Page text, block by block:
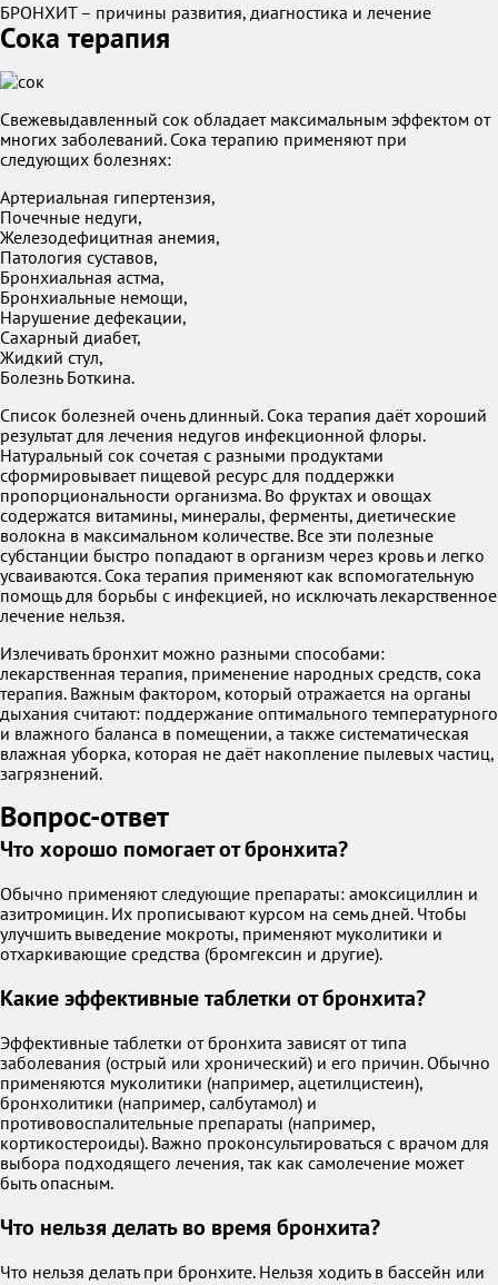
БРОНХИТ – причины развития, диагностика и лечение
Сока терапия
Свежевыдавленный сок обладает максимальным эффектом от
многих заболеваний. Сока терапию применяют при
следующих болезнях:
Артериальная гипертензия,
Почечные недуги,
Железодефицитная анемия,
Патология суставов,
Бронхиальная астма,
Бронхиальные немощи,
Нарушение дефекации,
Сахарный диабет,
Жидкий стул,
Болезнь Боткина.
Список болезней очень длинный. Сока терапия даёт хороший
результат для лечения недугов инфекционной флоры.
Натуральный сок сочетая с разными продуктами
сформировывает пищевой ресурс для поддержки
пропорциональности организма. Во фруктах и овощах
содержатся витамины, минералы, ферменты, диетические
волокна в максимальном количестве. Все эти полезные
субстанции быстро попадают в организм через кровь и легко
усваиваются. Сока терапия применяют как вспомогательную
помощь для борьбы с инфекцией, но исключать лекарственное
лечение нельзя.
Излечивать бронхит можно разными способами:
лекарственная терапия, применение народных средств, сока
терапия. Важным фактором, который отражается на органы
дыхания считают: поддержание оптимального температурного
и влажного баланса в помещении, а также систематическая
влажная уборка, которая не даёт накопление пылевых частиц,
загрязнений.
Вопрос-ответ
Что хорошо помогает от бронхита?
Обычно применяют следующие препараты: амоксициллин и
азитромицин. Их прописывают курсом на семь дней. Чтобы
улучшить выведение мокроты, применяют муколитики и
отхаркивающие средства (бромгексин и другие).
Какие эффективные таблетки от бронхита?
Эффективные таблетки от бронхита зависят от типа
заболевания (острый или хронический) и его причин. Обычно
применяются муколитики (например, ацетилцистеин),
бронхолитики (например, салбутамол) и
противовоспалительные препараты (например,
кортикостероиды). Важно проконсультироваться с врачом для
выбора подходящего лечения, так как самолечение может
быть опасным.
Что нельзя делать во время бронхита?
Что нельзя делать при бронхите. Нельзя ходить в бассейн или